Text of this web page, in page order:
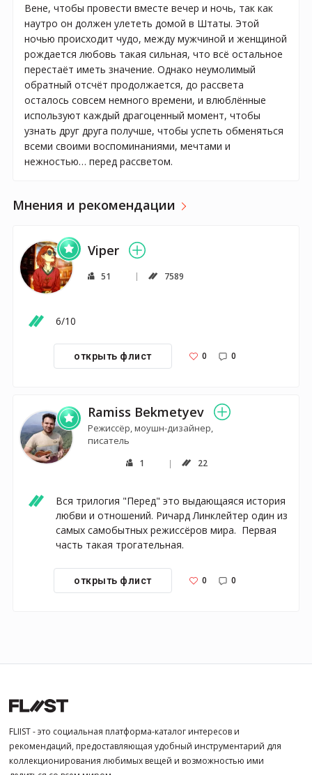
Вене, чтобы провести вместе вечер и ночь, так как
наутро он должен улететь домой в Штаты. Этой
ночью происходит чудо, между мужчиной и женщиной
рождается любовь такая сильная, что всё остальное
перестаёт иметь значение. Однако неумолимый
обратный отсчёт продолжается, до рассвета
осталось совсем немного времени, и влюблённые
используют каждый драгоценный момент, чтобы
узнать друг друга получше, чтобы успеть обменяться
всеми своими воспоминаниями, мечтами и
нежностью… перед рассветом.
Мнения и рекомендации
Viper
51 7589
6/10
открыть флист 0 0
Ramiss Bekmetyev
Режиссёр, моушн-дизайнер,
писатель
1 22
Вся трилогия "Перед" это выдающаяся история
любви и отношений. Ричард Линклейтер один из
самых самобытных режиссёров мира.  Первая
часть такая трогательная.
открыть флист 0 0
FLIIST - это социальная платформа-каталог интересов и
рекомендаций, предоставляющая удобный инструментарий для
коллекционирования любимых вещей и возможностью ими